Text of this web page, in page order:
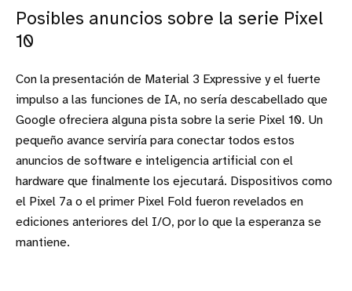
Posibles anuncios sobre la serie Pixel
10
Con la presentación de Material 3 Expressive y el fuerte
impulso a las funciones de IA, no sería descabellado que
Google ofreciera alguna pista sobre la serie Pixel 10. Un
pequeño avance serviría para conectar todos estos
anuncios de software e inteligencia artificial con el
hardware que finalmente los ejecutará. Dispositivos como
el Pixel 7a o el primer Pixel Fold fueron revelados en
ediciones anteriores del I/O, por lo que la esperanza se
mantiene.